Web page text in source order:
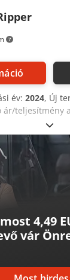
év: 2024, Új
ár/teljesítmény
hidraulikus/
Galen Vibro
és az
mint
Ráadásul a
ami
4,49
vár